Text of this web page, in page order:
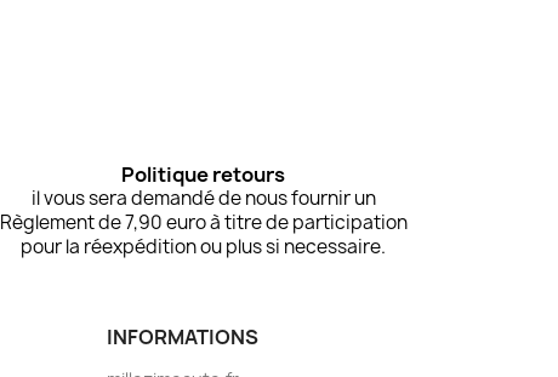
Politique retours
il vous sera demandé de nous fournir un
Règlement de 7,90 euro à titre de participation
pour la réexpédition ou plus si necessaire.
INFORMATIONS